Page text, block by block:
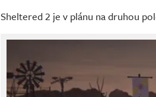
Sheltered 2 je v plánu na druhou